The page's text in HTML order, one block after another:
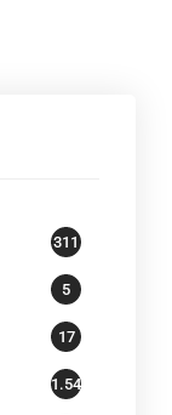
311
5
17
1.541